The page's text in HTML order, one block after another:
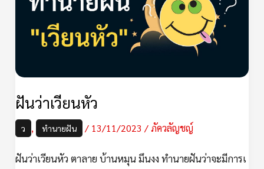
ฝันว่าเวียนหัว
ว , ทำนายฝัน / 13/11/2023/ภัควลัญชญ์
ฝันว่าเวียนหัว ตาลาย บ้านหมุน มึนงง ทำนายฝันว่าจะมีการเ
หัว